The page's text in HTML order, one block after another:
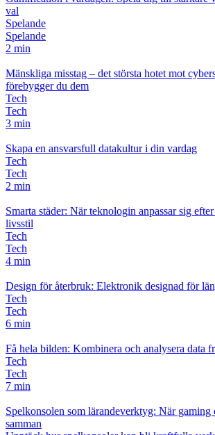
val
Spelande
Spelande
2 min
Mänskliga misstag – det största hotet mot
förebygger du dem
Tech
Tech
3 min
Skapa en ansvarsfull datakultur i din vardag
Tech
Tech
2 min
Smarta städer: När teknologin anpassar sig
livsstil
Tech
Tech
4 min
Design för återbruk: Elektronik designad för
Tech
Tech
6 min
Få hela bilden: Kombinera och analysera data
Tech
Tech
7 min
Spelkonsolen som lärandeverktyg: När gaming
samman